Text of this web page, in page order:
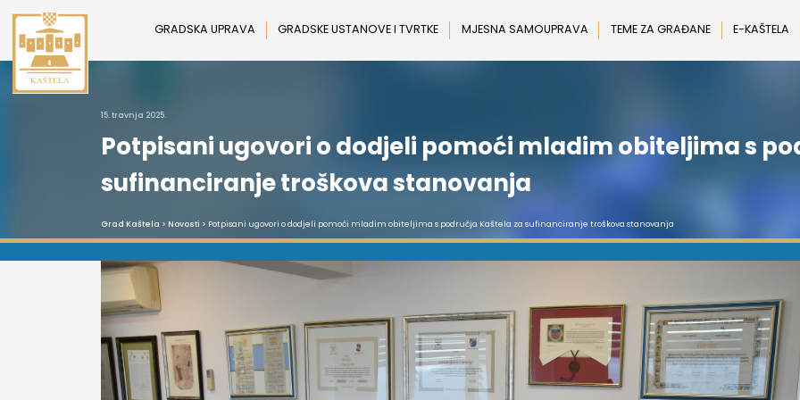
Preskoči
sadržaj
GRADSKA UPRAVA GRADSKE USTANOVE I TVRTKE MJESNA SAMOUPRAVA TEME ZA GRAĐANE E-KAŠTELA
15. travnja 2025.
Potpisani ugovori o dodjeli pomoći mladim obiteljima s
sufinanciranje troškova stanovanja
Grad Kaštela > Novosti > Potpisani ugovori o dodjeli pomoći mladim obiteljima s područja Kaštela za sufinanciranje troškova stanovanja